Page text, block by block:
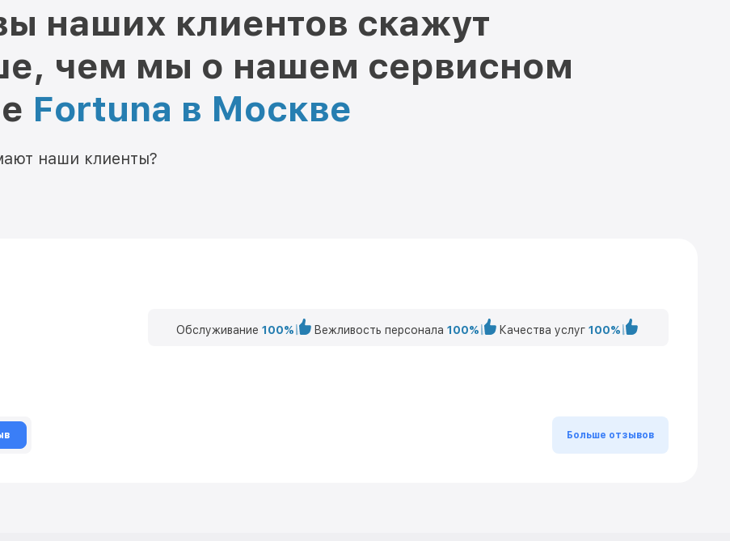
наших клиентов скажут
чем мы о нашем сервисном
Fortuna в Москве
наши клиенты?
Обслуживание 100% Вежливость персонала 100% Качества услуг 100%
Больше отзывов